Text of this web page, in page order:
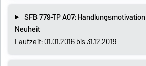
SFB 779-TP A07:
Neuheit
Laufzeit: 01.01.2016 bis 31.12.2019